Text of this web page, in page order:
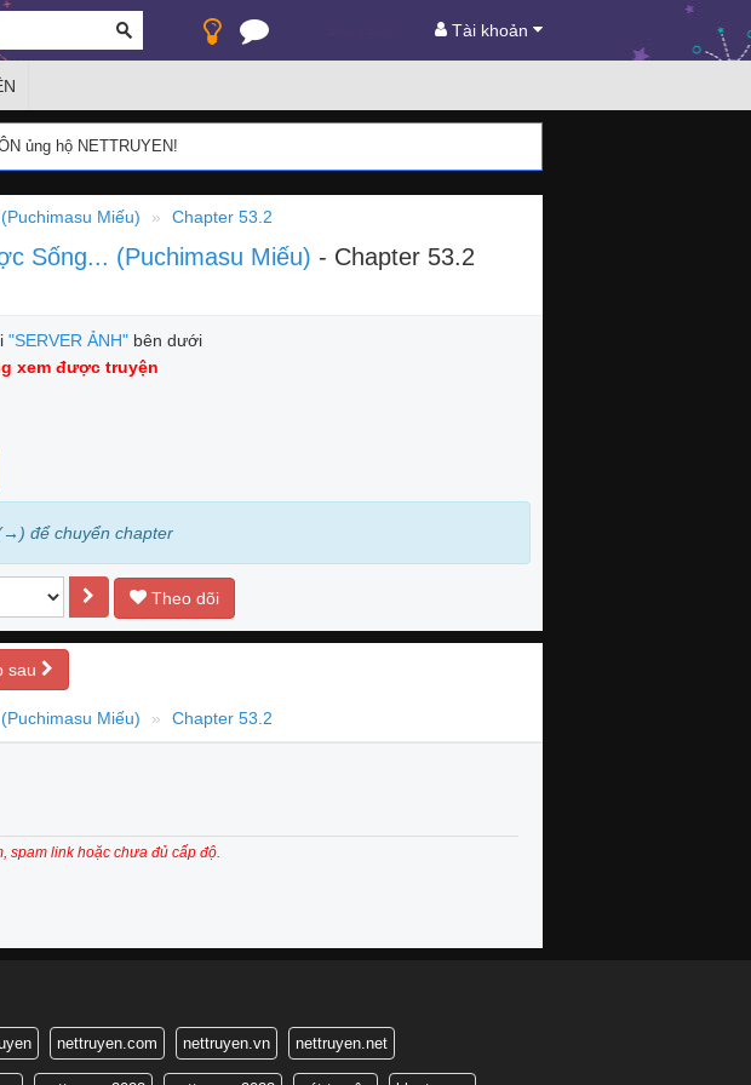
Tài khoản
ủng hộ NETTRUYEN!
Miếu) Chapter 53.2
Sống... (Puchimasu Miếu) - Chapter 53.2
"SERVER ẢNH" bên dưới
xem được truyện
để chuyển chapter
Theo dõi
sau
Miếu) Chapter 53.2
spam link hoặc chưa đủ cấp độ.
nettruyen.com nettruyen.vn nettruyen.net